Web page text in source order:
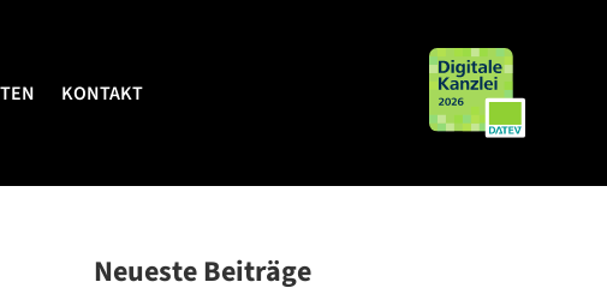
KONTAKT
Neueste Beiträge